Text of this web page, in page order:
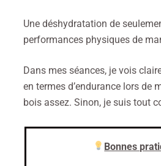
Une déshydratation de
performances physiques de
Dans mes séances, je vois
en termes d’endurance lors de
bois assez. Sinon, je suis tout
Bonnes